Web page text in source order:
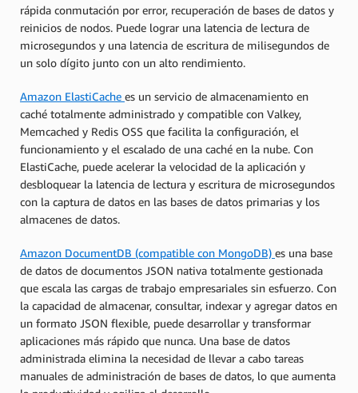
rápida conmutación por error, recuperación de bases de datos y
reinicios de nodos. Puede lograr una latencia de lectura de
microsegundos y una latencia de escritura de milisegundos de
un solo dígito junto con un alto rendimiento.
Amazon ElastiCache es un servicio de almacenamiento en
caché totalmente administrado y compatible con Valkey,
Memcached y Redis OSS que facilita la configuración, el
funcionamiento y el escalado de una caché en la nube. Con
ElastiCache, puede acelerar la velocidad de la aplicación y
desbloquear la latencia de lectura y escritura de microsegundos
con la captura de datos en las bases de datos primarias y los
almacenes de datos.
Amazon DocumentDB (compatible con MongoDB) es una base
de datos de documentos JSON nativa totalmente gestionada
que escala las cargas de trabajo empresariales sin esfuerzo. Con
la capacidad de almacenar, consultar, indexar y agregar datos en
un formato JSON flexible, puede desarrollar y transformar
aplicaciones más rápido que nunca. Una base de datos
administrada elimina la necesidad de llevar a cabo tareas
manuales de administración de bases de datos, lo que aumenta